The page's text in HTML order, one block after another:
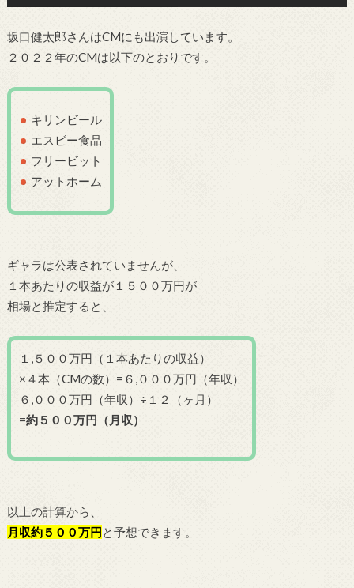
坂口健太郎さんはCMにも出演しています。
２０２２年のCMは以下のとおりです。
キリンビール
エスビー食品
フリービット
アットホーム
ギャラは公表されていませんが、
１本あたりの収益が１５００万円が
相場と推定すると、
１,５００万円（１本あたりの収益）
×４本（CMの数）=６,０００万円（年収）
６,０００万円（年収）÷１２（ヶ月）
=約５００万円（月収）
以上の計算から、
月収約５００万円と予想できます。